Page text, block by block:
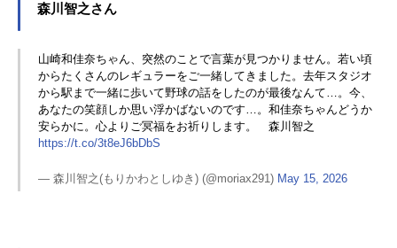
森川智之さん
山崎和佳奈ちゃん、突然のことで言葉が見つかりません。若い頃
からたくさんのレギュラーをご一緒してきました。去年スタジオ
から駅まで一緒に歩いて野球の話をしたのが最後なんて…。今、
あなたの笑顔しか思い浮かばないのです…。和佳奈ちゃんどうか
安らかに。心よりご冥福をお祈りします。 森川智之
https://t.co/3t8eJ6bDbS
— 森川智之(もりかわとしゆき) (@moriax291) May 15, 2026